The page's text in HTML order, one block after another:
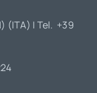
(ITA) | Tel. +39